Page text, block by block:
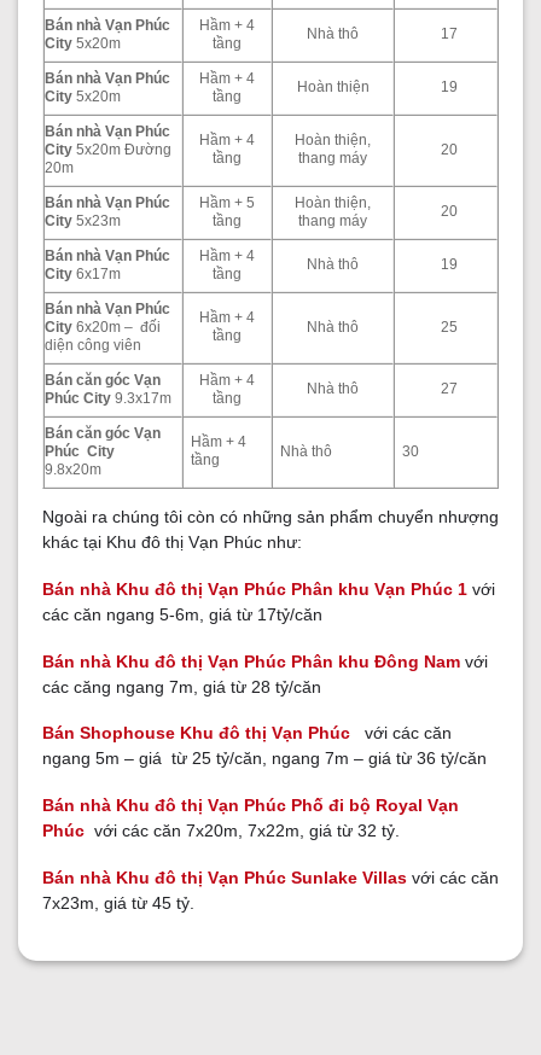
Bán nhà Vạn Phúc
City 5x20m
Hầm + 4
tầng
Nhà thô 17
Bán nhà Vạn Phúc
City 5x20m
Hầm + 4
tầng
Hoàn thiện 19
Bán nhà Vạn Phúc
City 5x20m Đường
20m
Hầm + 4
tầng
Hoàn thiện,
thang máy
20
Bán nhà Vạn Phúc
City 5x23m
Hầm + 5
tầng
Hoàn thiện,
thang máy
20
Bán nhà Vạn Phúc
City 6x17m
Hầm + 4
tầng
Nhà thô 19
Bán nhà Vạn Phúc
City 6x20m – đối
diện công viên
Hầm + 4
tầng
Nhà thô 25
Bán căn góc Vạn
Phúc City 9.3x17m
Hầm + 4
tầng
Nhà thô 27
Bán căn góc Vạn
Phúc City
9.8x20m
Hầm + 4
tầng
Nhà thô 30
Ngoài ra chúng tôi còn có những sản phẩm chuyển nhượng
khác tại Khu đô thị Vạn Phúc như:
Bán nhà Khu đô thị Vạn Phúc Phân khu Vạn Phúc 1 với
các căn ngang 5-6m, giá từ 17tỷ/căn
Bán nhà Khu đô thị Vạn Phúc Phân khu Đông Nam với
các căng ngang 7m, giá từ 28 tỷ/căn
Bán Shophouse Khu đô thị Vạn Phúc với các căn
ngang 5m – giá từ 25 tỷ/căn, ngang 7m – giá từ 36 tỷ/căn
Bán nhà Khu đô thị Vạn Phúc Phố đi bộ Royal Vạn
Phúc với các căn 7x20m, 7x22m, giá từ 32 tỷ.
Bán nhà Khu đô thị Vạn Phúc Sunlake Villas với các căn
7x23m, giá từ 45 tỷ.
GỬI YÊU CẦU